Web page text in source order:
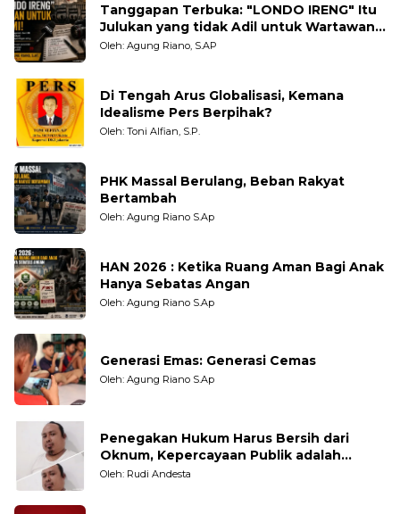
Tanggapan Terbuka: "LONDO IRENG" Itu
Julukan yang tidak Adil untuk Wartawan,
Pengamat dan LSM
Oleh: Agung Riano, S.AP
Di Tengah Arus Globalisasi, Kemana
Idealisme Pers Berpihak?
Oleh: Toni Alfian, S.P.
PHK Massal Berulang, Beban Rakyat
Bertambah
Oleh: Agung Riano S.Ap
HAN 2026 : Ketika Ruang Aman Bagi Anak
Hanya Sebatas Angan
Oleh: Agung Riano S.Ap
Generasi Emas: Generasi Cemas
Oleh: Agung Riano S.Ap
Penegakan Hukum Harus Bersih dari
Oknum, Kepercayaan Publik adalah
Taruhannya
Oleh: Rudi Andesta